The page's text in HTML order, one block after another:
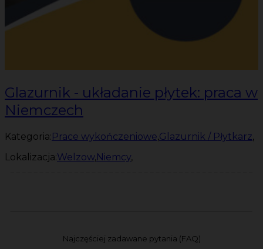
Glazurnik - układanie płytek: praca w
Niemczech
Kategoria:Prace wykończeniowe,Glazurnik / Płytkarz,
Lokalizacja:Welzow,Niemcy,
Najczęściej zadawane pytania (FAQ)